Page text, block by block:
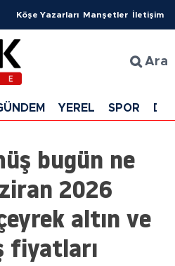
Köşe Yazarları Manşetler İletişim
Ara
YEREL SPOR
bugün ne
2026
altın ve
fiyatları